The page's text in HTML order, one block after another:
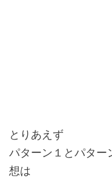
とりあえず
パターン１とパター
想は